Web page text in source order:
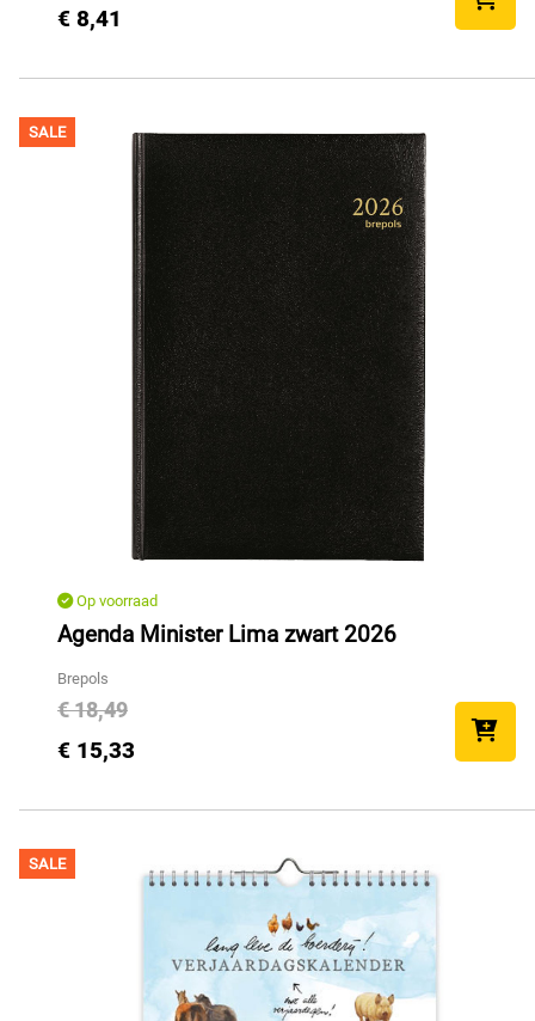
€ 8,41
SALE
Op voorraad
Agenda Minister Lima zwart 2026
Brepols
€ 18,49
€ 15,33
SALE